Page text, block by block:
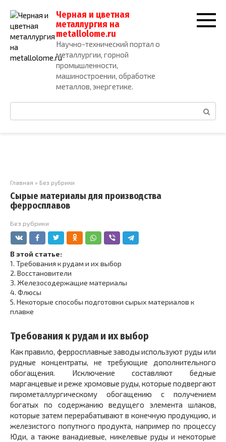
контенту
Черная и цветная
металлургия на
metallolome.ru
Научно-технический портал о
металлургии, горной
промышленности,
машиностроении, обработке
металлов, энергетике.
Главная » Без рубрики
Сырые материалы для производства
ферросплавов
Без рубрики
В этой статье:
1. Требования к рудам и их выбор
2. Восстановители
3. Железосодержащие материалы
4. Флюсы
5. Некоторые способы подготовки сырых материалов к
плавке
Требования к рудам и их выбор
Как правило, ферросплавные заводы используют руды или
рудные концентраты, не требующие дополнительного
обогащения. Исключение составляют бедные
марганцевые и реже хромовые руды, которые подвергают
пирометаллургическому обогащению с получением
богатых по содержанию ведущего элемента шлаков,
которые затем перерабатывают в конечную продукцию, и
железистого попутного продукта, например по процессу
Юди, а также ванадиевые, никелевые руды и некоторые